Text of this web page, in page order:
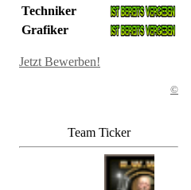
Techniker
Grafiker
Jetzt Bewerben!
©
Team Ticker